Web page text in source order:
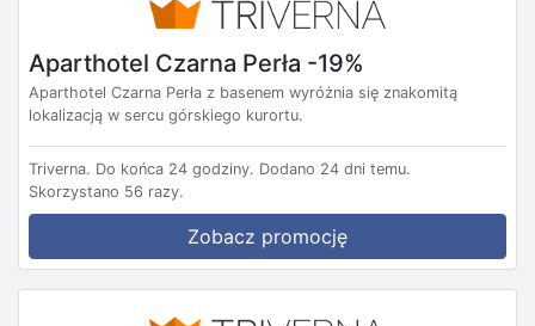
Aparthotel Czarna Perła -19%
Aparthotel Czarna Perła z basenem wyróżnia się znakomitą
lokalizacją w sercu górskiego kurortu.
Triverna. Do końca 24 godziny. Dodano 24 dni temu.
Skorzystano 56 razy.
Zobacz promocję